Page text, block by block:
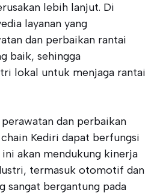
lebih lanjut. Di
layanan yang
dan perbaikan rantai
baik, sehingga
lokal untuk menjaga rantai
dan perbaikan
Kediri dapat berfungsi
akan mendukung kinerja
termasuk otomotif dan
sangat bergantung pada